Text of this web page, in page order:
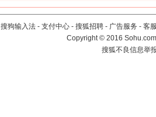
搜狗输入法 - 支付中心 - 搜狐招聘 - 广告服务 - 客
Copyright©2016
搜狐不良信息举